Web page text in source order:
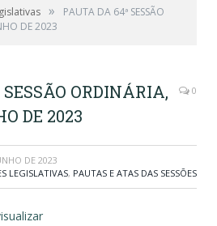
»
PAUTA DA 64ª SESSÃO
DE 2023
ORDINÁRIA,
DE 2023
0
DE 2023
LEGISLATIVAS, PAUTAS E ATAS DAS SESSÕES